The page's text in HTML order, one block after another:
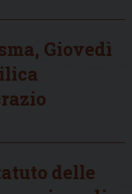
Giovedì
delle